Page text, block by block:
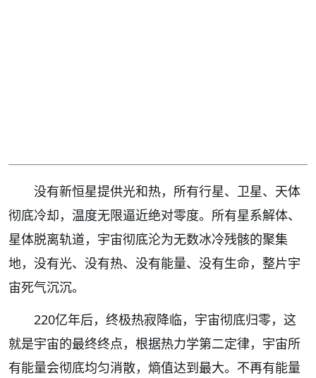
没有新恒星提供光和热，所有行星、卫星、天体
彻底冷却，温度无限逼近绝对零度。所有星系解体、
星体脱离轨道，宇宙彻底沦为无数冰冷残骸的聚集
地，没有光、没有热、没有能量、没有生命，整片宇
宙死气沉沉。
220亿年后，终极热寂降临，宇宙彻底归零，这
就是宇宙的最终终点，根据热力学第二定律，宇宙所
有能量会彻底均匀消散，熵值达到最大。不再有能量